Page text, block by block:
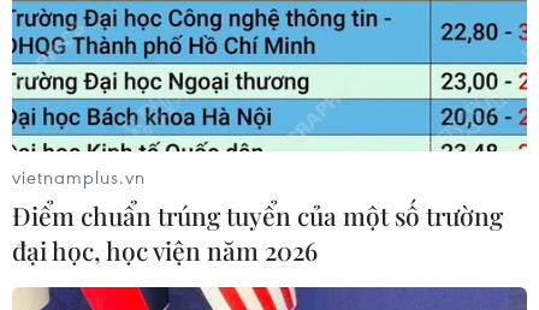
Palestine
Triều Tiên
Theo dõi VietnamPlus
Vấn đề hạt nhân Iran
vietnamplus.vn
Điểm chuẩn trúng tuyển của một số trường
đại học, học viện năm 2026